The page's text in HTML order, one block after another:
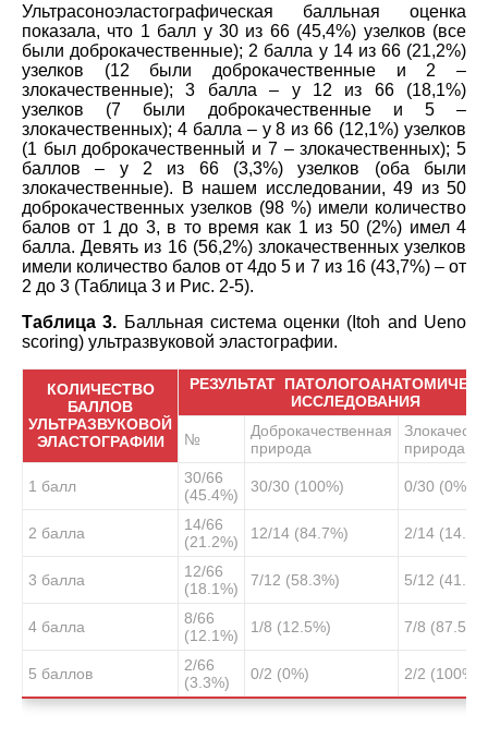
Ультрасоноэластографическая балльная оценка
показала, что 1 балл у 30 из 66 (45,4%) узелков (все
были доброкачественные); 2 балла у 14 из 66 (21,2%)
узелков (12 были доброкачественные и 2 –
злокачественные); 3 балла – у 12 из 66 (18,1%)
узелков (7 были доброкачественные и 5 –
злокачественных); 4 балла – у 8 из 66 (12,1%) узелков
(1 был доброкачественный и 7 – злокачественных); 5
баллов – у 2 из 66 (3,3%) узелков (оба были
злокачественные). В нашем исследовании, 49 из 50
доброкачественных узелков (98 %) имели количество
балов от 1 до 3, в то время как 1 из 50 (2%) имел 4
балла. Девять из 16 (56,2%) злокачественных узелков
имели количество балов от 4до 5 и 7 из 16 (43,7%) – от
2 до 3 (Таблица 3 и Рис. 2-5).
Таблица 3. Балльная система оценки (Itoh and Ueno
scoring) ультразвуковой эластографии.
КОЛИЧЕСТВО
БАЛЛОВ
УЛЬТРАЗВУКОВОЙ
ЭЛАСТОГРАФИИ
РЕЗУЛЬТАТ
ИССЛЕДОВАНИЯ
№
Доброкачественная
природа
природа
1 балл
30/66
(45.4%)
30/30 (100%) 0/30 (0%)
2 балла
14/66
(21.2%)
12/14 (84.7%) 2/14
3 балла
12/66
(18.1%)
7/12 (58.3%) 5/12
4 балла
8/66
(12.1%)
1/8 (12.5%) 7/8 (87.5%)
5 баллов
2/66
(3.3%)
0/2 (0%) 2/2 (100%)